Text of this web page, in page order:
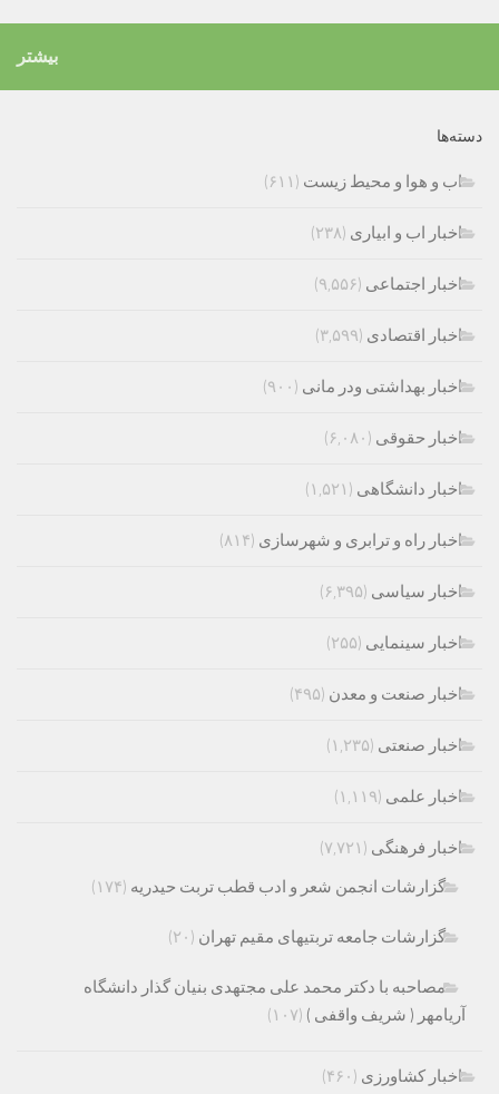
بیشتر
دسته‌ها
اب و هوا و محیط زیست (۶۱۱)
اخبار اب و ابیاری (۲۳۸)
اخبار اجتماعی (۹,۵۵۶)
اخبار اقتصادی (۳,۵۹۹)
اخبار بهداشتی ودر مانی (۹۰۰)
اخبار حقوقی (۶,۰۸۰)
اخبار دانشگاهی (۱,۵۲۱)
اخبار راه و ترابری و شهرسازی (۸۱۴)
اخبار سیاسی (۶,۳۹۵)
اخبار سینمایی (۲۵۵)
اخبار صنعت و معدن (۴۹۵)
اخبار صنعتی (۱,۲۳۵)
اخبار علمی (۱,۱۱۹)
اخبار فرهنگی (۷,۷۲۱)
گزارشات انجمن شعر و ادب قطب تربت حیدریه (۱۷۴)
گزارشات جامعه تربتیهای مقیم تهران (۲۰)
مصاحبه با دکتر محمد علی مجتهدی بنیان گذار دانشگاه
آریامهر ( شریف واقفی ) (۱۰۷)
اخبار کشاورزی (۴۶۰)